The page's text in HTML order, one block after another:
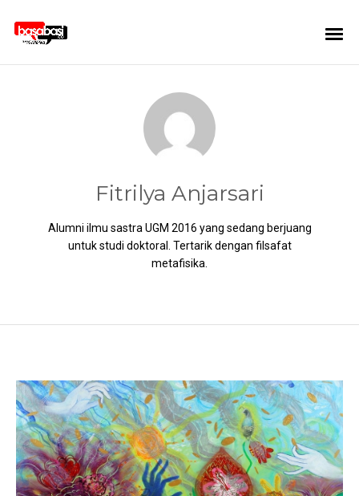
Fitrilya Anjarsari
Alumni ilmu sastra UGM 2016 yang sedang berjuang
untuk studi doktoral. Tertarik dengan filsafat
metafisika.